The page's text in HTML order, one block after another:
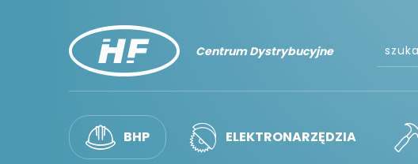
Centrum Dystrybucyjne
BHP ELEKTRONARZĘDZIA